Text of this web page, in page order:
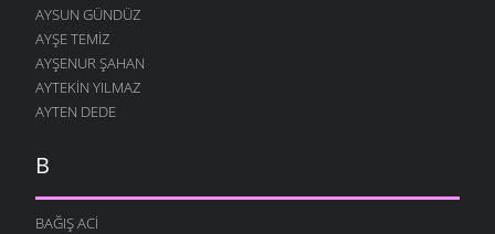
AYSUN GÜNDÜZ
AYŞE TEMIZ
AYŞENUR ŞAHAN
AYTEKIN YILMAZ
AYTEN DEDE
B
BAĞIŞ ACI